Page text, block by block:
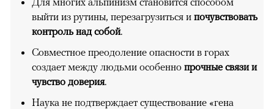
выйти из рутины, перезагрузиться и почувствовать
контроль над собой.
Совместное преодоление опасности в горах
создает между людьми особенно прочные связи и
чувство доверия.
Наука не подтверждает существование «гена